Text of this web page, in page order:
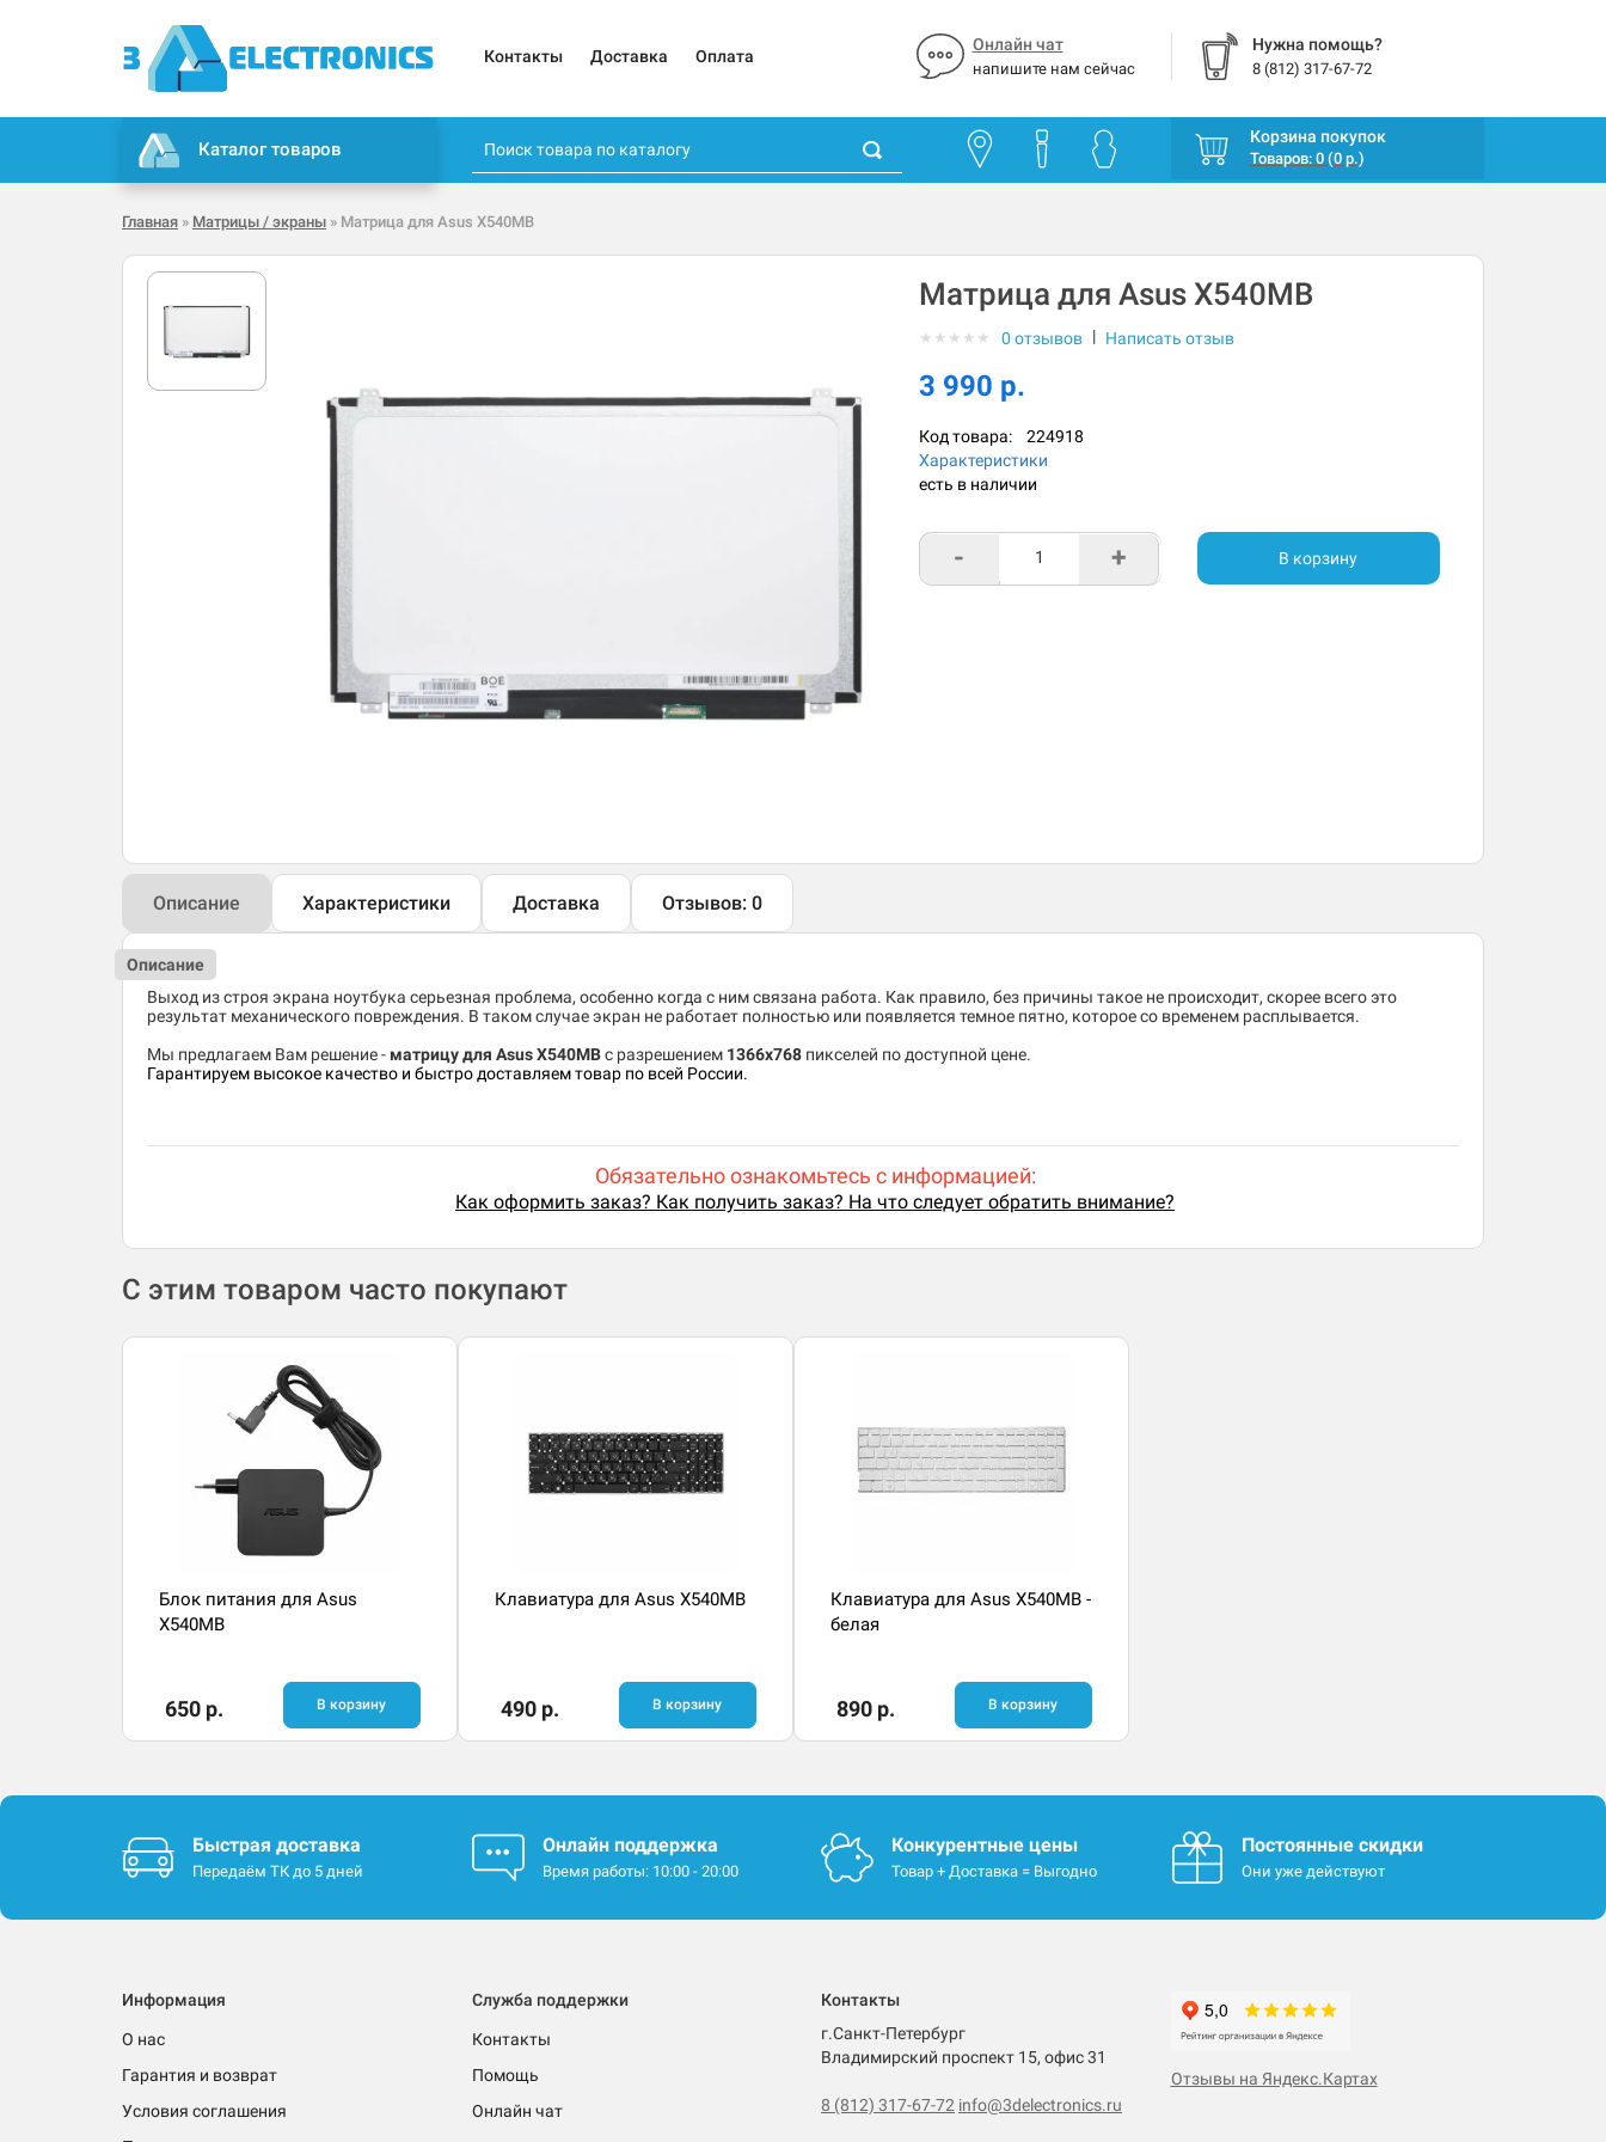
Контакты Доставка Оплата
Онлайн чат
напишите нам сейчас
Нужна помощь?
8 (812) 317-67-72
Каталог товаров
Корзина покупок
Товаров: 0 (0 р.)
Главная » Матрицы / экраны » Матрица для Asus X540MB
Матрица для Asus X540MB
★ ★ ★ ★ ★ 0 отзывов | Написать отзыв
3 990 р.
Код товара: 224918
Характеристики
есть в наличии
- + В корзину
Описание Характеристики Доставка Отзывов: 0
Описание
Выход из строя экрана ноутбука серьезная проблема, особенно когда с ним связана работа. Как правило, без причины такое не происходит, скорее всего это
результат механического повреждения. В таком случае экран не работает полностью или появляется темное пятно, которое со временем расплывается.
Мы предлагаем Вам решение - матрицу для Asus X540MBc разрешением 1366x768 пикселей по доступной цене.
Гарантируем высокое качество и быстро доставляем товар по всей России.
Обязательно ознакомьтесь с информацией:
Как оформить заказ? Как получить заказ? На что следует обратить внимание?
С этим товаром часто покупают
Блок питания для Asus
X540MB
650 р. В корзину
Клавиатура для Asus X540MB
490 р. В корзину
Клавиатура для Asus X540MB -
белая
890 р. В корзину
Быстрая доставка
Передаём ТК до 5 дней
Онлайн поддержка
Время работы: 10:00 - 20:00
Конкурентные цены
Товар + Доставка = Выгодно
Постоянные скидки
Они уже действуют
Информация
О нас
Гарантия и возврат
Условия соглашения
Служба поддержки
Контакты
Помощь
Онлайн чат
Контакты
г.Санкт-Петербург
Владимирский проспект 15, офис 31
8 (812) 317-67-72 info@3delectronics.ru
Отзывы на Яндекс.Картах